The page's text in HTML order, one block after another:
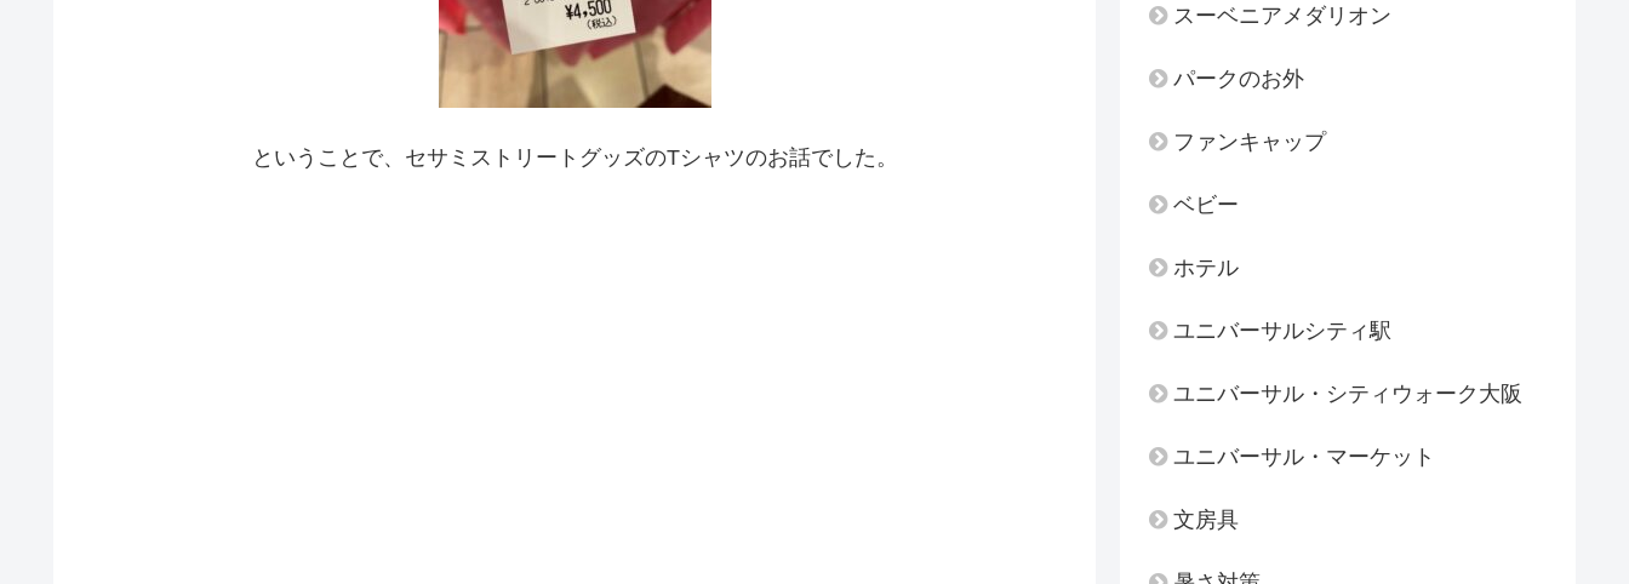
ということで、セサミストリートグッズのTシャツのお話でした。
スーベニアメダリオン
パークのお外
ファンキャップ
ベビー
ホテル
ユニバーサルシティ駅
ユニバーサル・シティウォーク大阪
ユニバーサル・マーケット
文房具